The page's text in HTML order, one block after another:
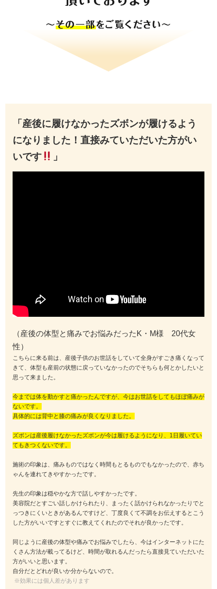
「産後に履けなかったズボンが履けるよう
になりました！直接みていただいた方がい
いです
」
（産後の体型と痛みでお悩みだったK・M様 20代女
性）
こちらに来る前は、産後子供のお世話をしていて全身がすごき痛くなって
きて、体型も産前の状態に戻っていなかったのでそちらも何とかしたいと
思って来ました。
今までは体を動かすと痛かったんですが、今はお世話をしてもほぼ痛みが
ないです。
具体的には背中と膝の痛みが良くなりました。
ズボンは産後履けなかったズボンが今は履けるようになり、1日履いてい
てもきつくないです。
施術の印象は、痛みものではなく時間もとるものでもなかったので、赤ち
ゃんを連れてきやすかったです。
先生の印象は穏やかな方で話しやすかったです。
美容院だとすごい話しかけられたり、まったく話かけられなかったりでと
っつきにくいときがあるんですけど、丁度良くて不調をお伝えするとこう
した方がいいですとすぐに教えてくれたのでそれが良かったです。
同じように産後の体型や痛みでお悩みでしたら、今はインターネットにた
くさん方法が載ってるけど、時間が取れるんだったら直接見ていただいた
方がいいと思います。
自分だとどれが良いか分からないので。
※効果には個人差があります